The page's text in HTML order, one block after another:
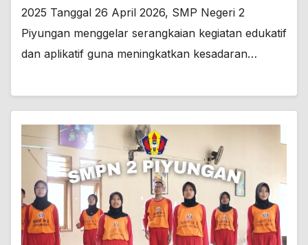
2025 Tanggal 26 April 2026, SMP Negeri 2
Piyungan menggelar serangkaian kegiatan edukatif
dan aplikatif guna meningkatkan kesadaran…